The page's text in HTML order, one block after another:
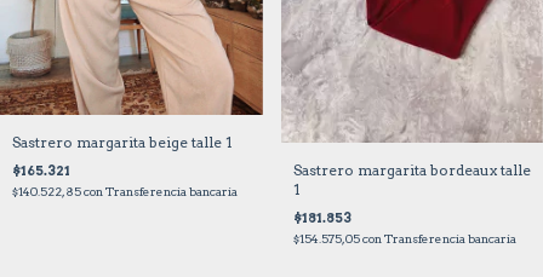
Sastrero margarita beige talle 1
$165.321
$140.522,85con Transferencia bancaria
Sastrero margarita bordeaux talle
1
$181.853
$154.575,05con Transferencia bancaria